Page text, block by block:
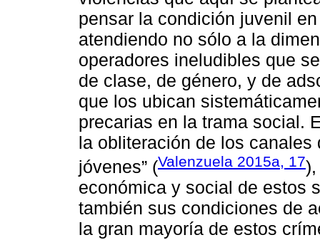
pensar la condición juvenil
atendiendo no sólo a la
operadores ineludibles que
de clase, de género, y de
que los ubican
precarias en la trama social.
la obliteración de los
jóvenes” (Valenzuela 2015a, 17
económica y social de estos
también sus condiciones de
la gran mayoría de estos